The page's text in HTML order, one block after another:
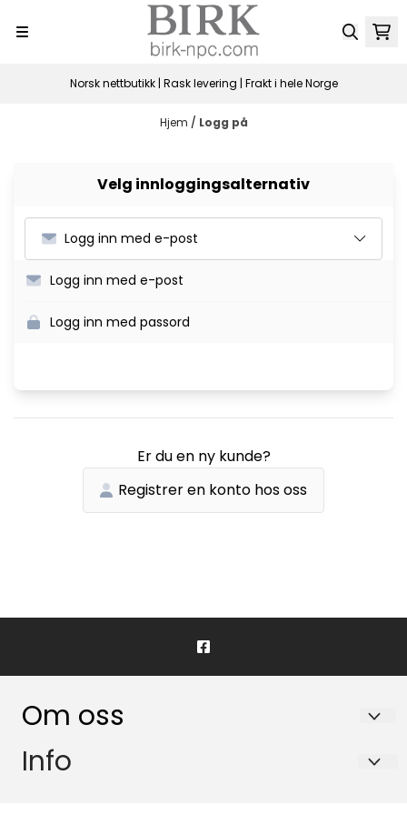
Norsk nettbutikk | Rask levering | Frakt i hele Norge
Hjem / Logg på
Velg innloggingsalternativ
Logg inn med e-post
Logg inn med e-post
Logg inn med passord
Er du en ny kunde?
Registrer en konto hos oss
Om oss
BIRK NORDIC PHARMA CONSULTING AS
Info